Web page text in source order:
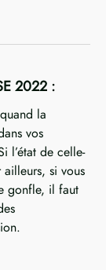
2022 :
la
vos
l’état de celle-
si vous
gonfle, il faut